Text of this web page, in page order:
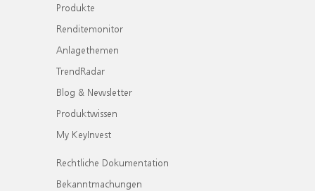
Produkte
Renditemonitor
Anlagethemen
TrendRadar
Blog & Newsletter
Produktwissen
My KeyInvest
Rechtliche Dokumentation
Bekanntmachungen